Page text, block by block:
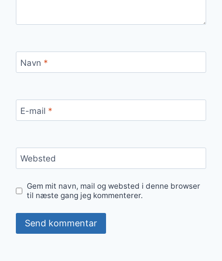
Navn *
E-mail *
Websted
Gem mit navn, mail og websted i denne browser
til næste gang jeg kommenterer.